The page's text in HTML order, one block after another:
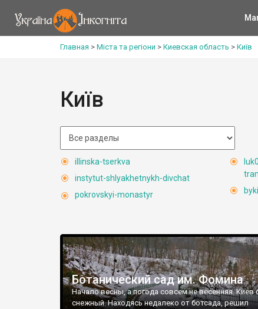
Главная > Міста та регіони > Киевская область > Київ
Київ
illinska-tserkva
instytut-shlyakhetnykh-divchat
pokrovskyi-monastyr
Ботанический сад им. Фомина
Начало весны, а погода совсем не весенняя. Киев
снежный. Находясь недалеко от ботсада, решил